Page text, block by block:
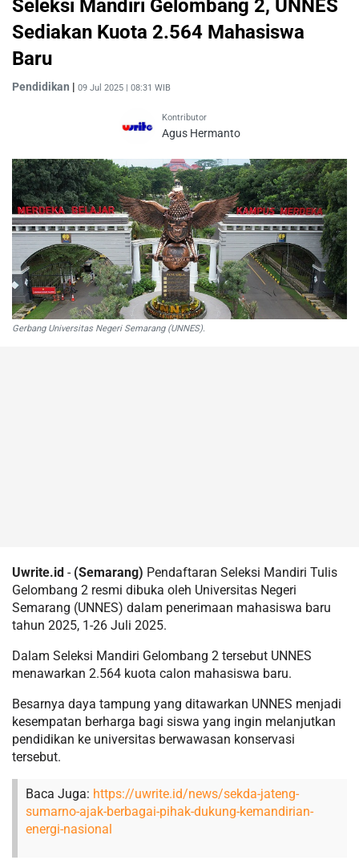
Seleksi Mandiri Gelombang 2, UNNES
Sediakan Kuota 2.564 Mahasiswa
Baru
Pendidikan | 09 Jul 2025 | 08:31 WIB
Kontributor
Agus Hermanto
Gerbang Universitas Negeri Semarang (UNNES).
Uwrite.id - (Semarang) Pendaftaran Seleksi Mandiri Tulis
Gelombang 2 resmi dibuka oleh Universitas Negeri
Semarang (UNNES) dalam penerimaan mahasiswa baru
tahun 2025, 1-26 Juli 2025.
Dalam Seleksi Mandiri Gelombang 2 tersebut UNNES
menawarkan 2.564 kuota calon mahasiswa baru.
Besarnya daya tampung yang ditawarkan UNNES menjadi
kesempatan berharga bagi siswa yang ingin melanjutkan
pendidikan ke universitas berwawasan konservasi
tersebut.
Baca Juga: https://uwrite.id/news/sekda-jateng-
sumarno-ajak-berbagai-pihak-dukung-kemandirian-
energi-nasional